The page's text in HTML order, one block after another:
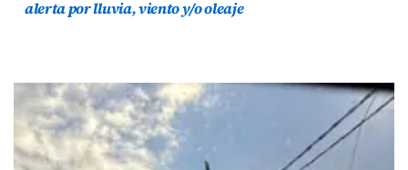
alerta por lluvia, viento y/o oleaje